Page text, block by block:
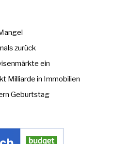
zurück
ein
Milliarde in Immobilien
Geburtstag